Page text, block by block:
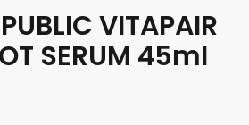
VITAPAIR
SERUM 45ml